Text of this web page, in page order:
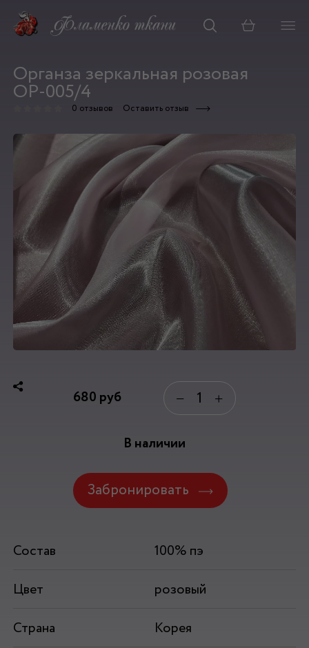
Корзина
Органза зеркальная розовая
ОР-005/4
0 отзывов Оставить отзыв
680 руб − +
В наличии
Забронировать
Состав
100% пэ
Цвет
розовый
Страна
Корея